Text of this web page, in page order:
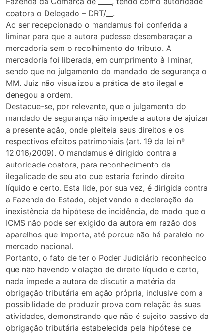
coatora o Delegado – DRT/__.
Ao ser recepcionado o mandamus foi conferida a
liminar para que a autora pudesse desembaraçar a
mercadoria sem o recolhimento do tributo. A
mercadoria foi liberada, em cumprimento à liminar,
sendo que no julgamento do mandado de segurança o
MM. Juiz não visualizou a prática de ato ilegal e
denegou a ordem.
Destaque-se, por relevante, que o julgamento do
mandado de segurança não impede a autora de ajuizar
a presente ação, onde pleiteia seus direitos e os
respectivos efeitos patrimoniais (art. 19 da lei nº
12.016/2009). O mandamus é dirigido contra a
autoridade coatora, para reconhecimento da
ilegalidade de seu ato que estaria ferindo direito
líquido e certo. Esta lide, por sua vez, é dirigida contra
a Fazenda do Estado, objetivando a declaração da
inexistência da hipótese de incidência, de modo que o
ICMS não pode ser exigido da autora em razão dos
aparelhos que importa, até porque não há paralelo no
mercado nacional.
Portanto, o fato de ter o Poder Judiciário reconhecido
que não havendo violação de direito líquido e certo,
nada impede a autora de discutir a matéria da
obrigação tributária em ação própria, inclusive com a
possibilidade de produzir prova com relação às suas
atividades, demonstrando que não é sujeito passivo da
obrigação tributária estabelecida pela hipótese de